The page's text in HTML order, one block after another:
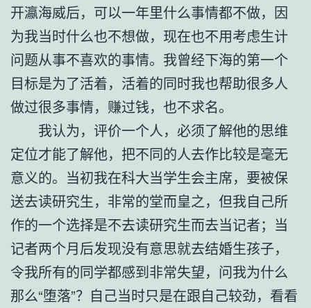
开瀛海威后，可以一年里什么事情都不做，因
为我当时什么也不想做，现在也不用考虑生计
问题从事不喜欢的事情。我曾经下海的第一个
目标是为了活着，活着的同时我也帮助很多人
做过很多事情，赚过钱，也不求名。
我认为，评价一个人，必须了解他的思维
定位才能了解他，把不同的人去作比较是毫无
意义的。当初我在科大当学生会主席，要被保
送去读研究生，非常的堂而皇之，但我自己所
作的一个选择是不去读研究生而去当记者；当
记者两个月后发现没有意思就去结婚生孩子，
令我所有的同学都感到非常失望，问我为什么
那么“堕落”？自己当时只是在跟自己较劲，看看